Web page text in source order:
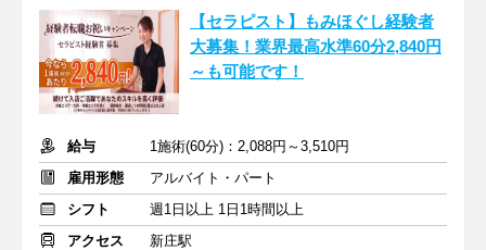
【セラピスト】もみほぐし経験者
大募集！業界最高水準60分2,840円
～も可能です！
給与
1施術(60分)：2,088円～3,510円
雇用形態
アルバイト・パート
シフト
週1日以上 1日1時間以上
アクセス
新庄駅